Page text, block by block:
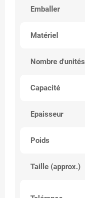
Emballer
Matériel
Nombre d'unités
Capacité
Epaisseur
Poids
Taille (approx.)